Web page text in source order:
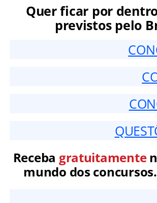
Quer ficar por
previstos pelo
Receba gratuitamente
mundo dos